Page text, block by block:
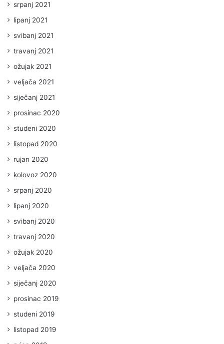
srpanj 2021
lipanj 2021
svibanj 2021
travanj 2021
ožujak 2021
veljača 2021
siječanj 2021
prosinac 2020
studeni 2020
listopad 2020
rujan 2020
kolovoz 2020
srpanj 2020
lipanj 2020
svibanj 2020
travanj 2020
ožujak 2020
veljača 2020
siječanj 2020
prosinac 2019
studeni 2019
listopad 2019